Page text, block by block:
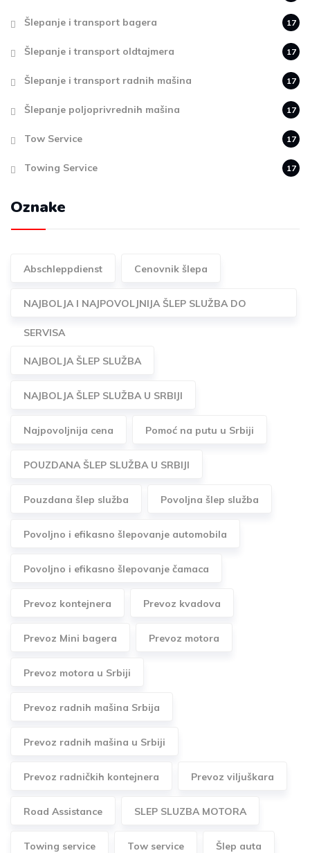
Šlepanje i transport bagera 17
Šlepanje i transport oldtajmera 17
Šlepanje i transport radnih mašina 17
Šlepanje poljoprivrednih mašina 17
Tow Service 17
Towing Service 17
Oznake
Abschleppdienst Cenovnik šlepa
NAJBOLJA I NAJPOVOLJNIJA ŠLEP SLUŽBA DO
SERVISA
NAJBOLJA ŠLEP SLUŽBA
NAJBOLJA ŠLEP SLUŽBA U SRBIJI
Najpovoljnija cena Pomoć na putu u Srbiji
POUZDANA ŠLEP SLUŽBA U SRBIJI
Pouzdana šlep služba Povoljna šlep služba
Povoljno i efikasno šlepovanje automobila
Povoljno i efikasno šlepovanje čamaca
Prevoz kontejnera Prevoz kvadova
Prevoz Mini bagera Prevoz motora
Prevoz motora u Srbiji
Prevoz radnih mašina Srbija
Prevoz radnih mašina u Srbiji
Prevoz radničkih kontejnera Prevoz viljuškara
Road Assistance SLEP SLUZBA MOTORA
Towing service Tow service Šlep auta